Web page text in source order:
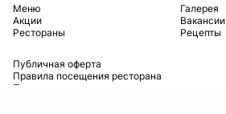
Меню
Акции
Рестораны
Галерея
Вакансии
Рецепты
Публичная оферта
Правила посещения ресторана
Правила возврата товаров и